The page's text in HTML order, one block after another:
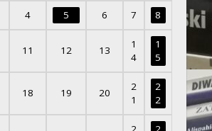
4 5 6 7 8
11 12 13
1
4
1
5
18 19 20
2
1
2
2